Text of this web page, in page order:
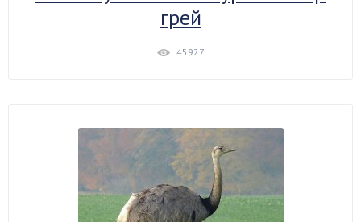
грей
45927